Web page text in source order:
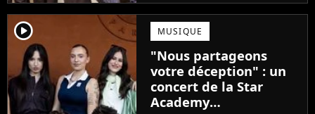
Ambre, une professeure
emblématique de la Star
Academy se positionne
pour enseigner le chant
aux...
player2 MUSIQUE
"Nous partageons
votre déception" : un
concert de la Star
Academy